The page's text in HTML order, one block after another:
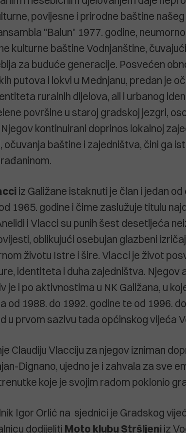
povijesne i prirodne baštine
"Balun" 1977. godine,
kulturne baštine Vodnjanštine,
za buduće generacije. Posvećen
putova i lokvi u Mednjanu, predan je
ruralnih dijelova, ali i urbanog
površine u staroj gradskoj jezgri,
kontinuirani doprinos lokalnoj
očuvanja baštine i zajedništva, čini ga
iz Galižane istaknuti je član i jedan
1965. godine i čime zaslužuje titulu
i Vlacci su punih šest desetljeća
oblikujući osebujan glazbeni
životu Istre i šire. Vlacci je život
identiteta i duha zajedništva. Njegov
je i po aktivnostima u NK Galižana, u
od 1988. do 1992. godine te od 1996.
u prvom sazivu tada općinskog vijeća
Claudiju Vlacciju za njegov izniman
Dignano, ujedno je i zahvala za sve
koje je svojim radom poklonio
Igor Orlić na sjednici je Gradskog
dodijeliti Moto klubu Stršljeni iz